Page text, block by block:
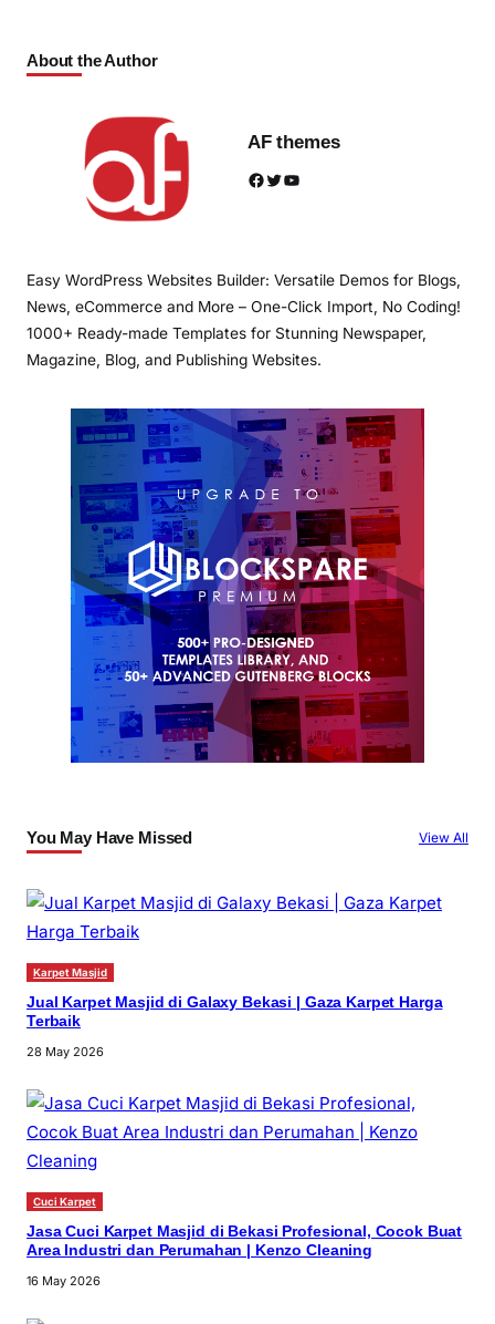
About the Author
AF themes
Facebook Twitter YouTube
Easy WordPress Websites Builder: Versatile Demos for Blogs,
News, eCommerce and More – One-Click Import, No Coding!
1000+ Ready-made Templates for Stunning Newspaper,
Magazine, Blog, and Publishing Websites.
You May Have Missed View All
Karpet Masjid
Jual Karpet Masjid di Galaxy Bekasi | Gaza Karpet Harga
Terbaik
28 May 2026
Cuci Karpet
Jasa Cuci Karpet Masjid di Bekasi Profesional, Cocok Buat
Area Industri dan Perumahan | Kenzo Cleaning
16 May 2026